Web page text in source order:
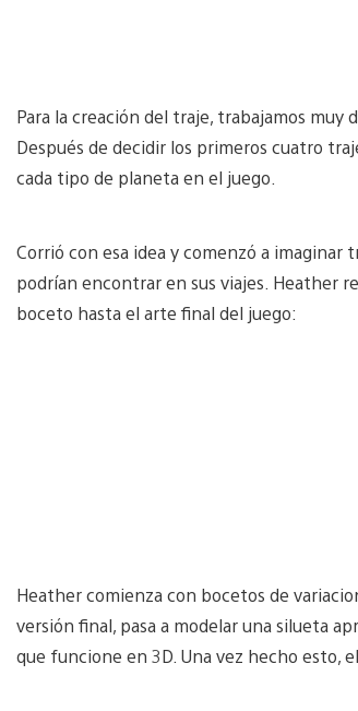
Para la creación del traje, trabajamos
Después de decidir los primeros cuatro
cada tipo de planeta en el juego.
Corrió con esa idea y comenzó a
podrían encontrar en sus viajes. Heather
boceto hasta el arte final del juego:
Heather comienza con bocetos de
versión final, pasa a modelar una silueta
que funcione en 3D. Una vez hecho esto,